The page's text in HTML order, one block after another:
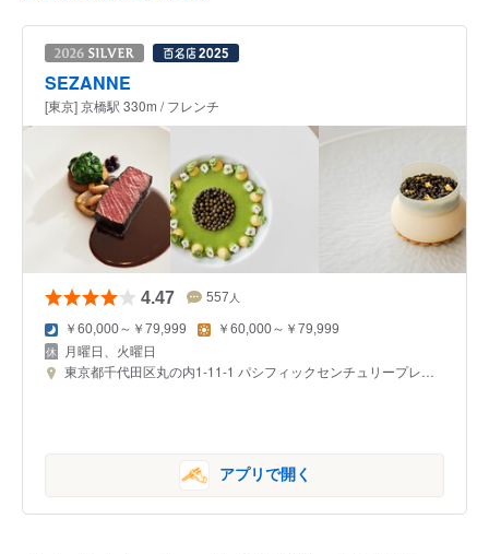
SEZANNE
[東京] 京橋駅 330m / フレンチ
4.47 557 人
￥60,000～￥79,999 ￥60,000～￥79,999
月曜日、火曜日
東京都千代田区丸の内1-11-1 パシフィックセンチュリープレイス
アプリで開く